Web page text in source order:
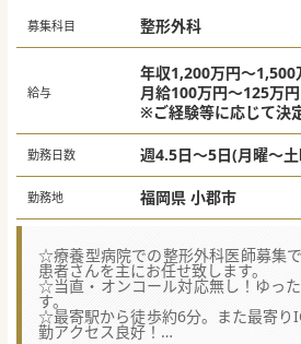
募集科目 整形外科
給与
年収1,200万円～1,500
月給100万円～125万円
※ご経験等に応じて決
勤務日数 週4.5日～5日(月曜～
勤務地 福岡県 小郡市
☆療養型病院での整形外科医師募集
患者さんを主にお任せ致します。
☆当直・オンコール対応無し！ゆっ
す。
☆最寄駅から徒歩約6分。また最寄り
勤アクセス良好！